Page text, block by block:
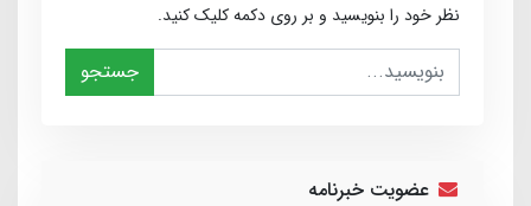
نظر خود را بنویسید و بر روی دکمه کلیک کنید.
جستجو
عضویت خبرنامه